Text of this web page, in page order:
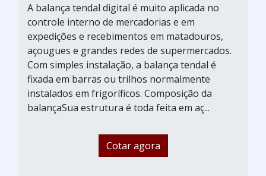
A balança tendal digital é muito aplicada no
controle interno de mercadorias e em
expedições e recebimentos em matadouros,
açougues e grandes redes de supermercados.
Com simples instalação, a balança tendal é
fixada em barras ou trilhos normalmente
instalados em frigoríficos. Composição da
balançaSua estrutura é toda feita em aç...
Cotar agora